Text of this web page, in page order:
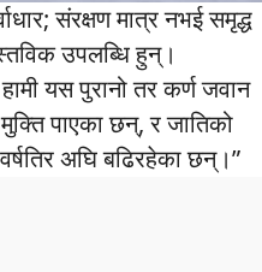
संरक्षण मात्र नभई समृद्ध
उपलब्धि हुन्।
यस पुरानो तर कर्ण जवान
पाएका छन्, र जातिको
अघि बढिरहेका छन्।”